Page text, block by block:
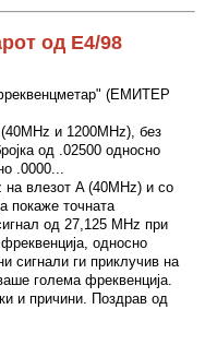
од Е4/98
(ЕМИТЕР
и 1200MHz), без
од .02500 односно
.0000...
влезот A (40MHz) и со
покаже точната
од 27,125 MHz при
односно
сигнали ги приклучив на
голема фреквенција.
и причини. Поздрав од